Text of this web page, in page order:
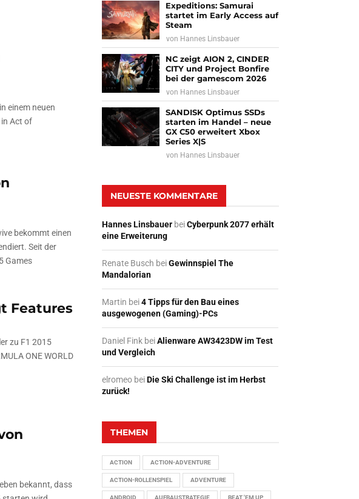
einem neuen
Act of
bekommt einen
Seit der
Games
Features
zu F1 2015
ONE WORLD
bekannt, dass
Expeditions: Samurai
startet im Early Access auf
Steam
von Hannes Linsbauer
NC zeigt AION 2, CINDER
CITY und Project Bonfire
bei der gamescom 2026
von Hannes Linsbauer
SANDISK Optimus SSDs
starten im Handel – neue
GX C50 erweitert Xbox
Series X|S
von Hannes Linsbauer
NEUESTE KOMMENTARE
Hannes Linsbauer beiCyberpunk 2077 erhält
eine Erweiterung
Renate Busch beiGewinnspiel The
Mandalorian
Martin bei4 Tipps für den Bau eines
ausgewogenen (Gaming)-PCs
Daniel Fink beiAlienware AW3423DW im Test
und Vergleich
elromeo beiDie Ski Challenge ist im Herbst
zurück!
THEMEN
ACTION ACTION-ADVENTURE
ACTION-ROLLENSPIEL ADVENTURE